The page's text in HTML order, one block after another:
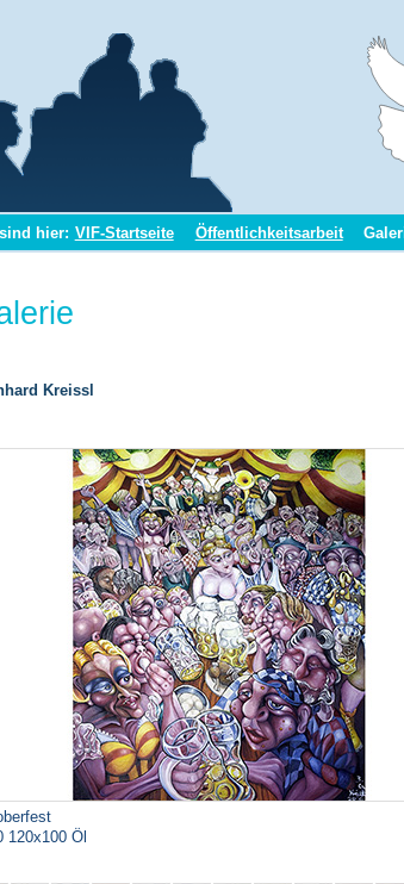
hier: VIF-Startseite Öffentlichkeitsarbeit
Kreissl
120x100 Öl